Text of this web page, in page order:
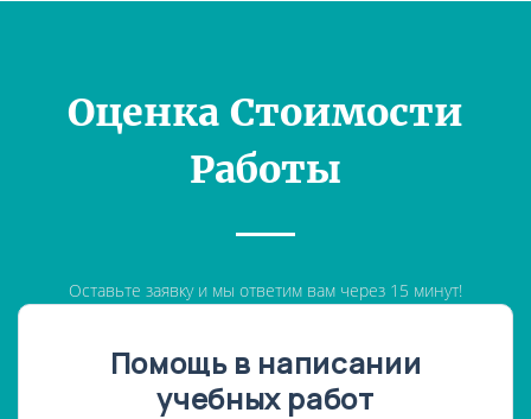
Оценка Стоимости
Работы
Оставьте заявку и мы ответим вам через 15 минут!
Помощь в написании
учебных работ